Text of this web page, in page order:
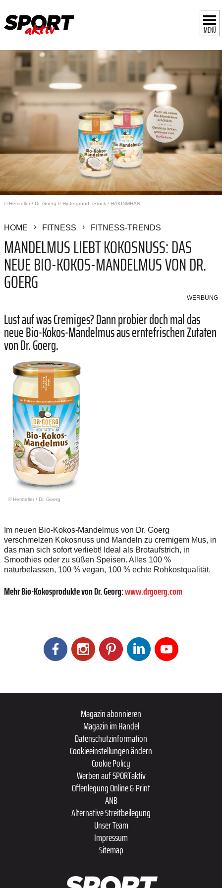
MENÜ
© Hersteller / Dr. Goerg // Hintergrund: iStock / HAKINMHAN
HOME FITNESS FITNESS-TRENDS
MANDELMUS LIEBT KOKOSNUSS: DAS
NEUE BIO-KOKOS-MANDELMUS VON DR.
GOERG
WERBUNG
Lust auf was Cremiges? Dann probier doch mal das
neue Bio-Kokos-Mandelmus aus erntefrischen Zutaten
von Dr. Goerg.
© Hersteller / Dr. Goerg
Im neuen Bio-Kokos-Mandelmus von Dr. Goerg
verschmelzen Kokosnuss und Mandeln zu cremigem Mus, in
das man sich sofort verliebt! Ideal als Brotaufstrich, in
Smoothies oder zu süßen Speisen. Alles 100 %
naturbelassen, 100 % vegan, 100 % echte Rohkostqualität.
Mehr Bio-Kokosprodukte von Dr. Georg:www.drgoerg.com
Magazin abonnieren
Magazin im Handel
Datenschutzinformation
Cookieeinstellungen ändern
Cookie Policy
Werben auf SPORTaktiv
Offenlegung Online & Print
ANB
Alternative Streitbeilegung
Unser Team
Impressum
Sitemap